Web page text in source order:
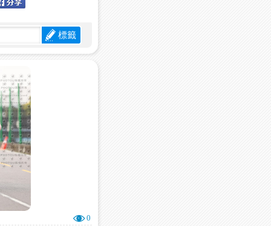
標籤
0